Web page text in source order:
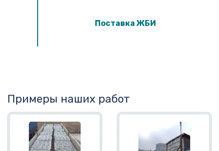
Поставка ЖБИ
Примеры наших работ